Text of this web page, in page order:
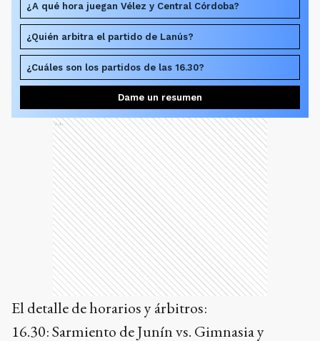
¿A qué hora juegan Vélez y Central Córdoba?
¿Quién arbitra el partido de Lanús?
¿Cuáles son los partidos de las 16.30?
Dame un resumen
Ads
El detalle de horarios y árbitros:
16.30: Sarmiento de Junín vs. Gimnasia y